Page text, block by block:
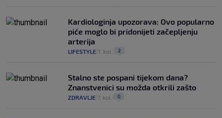
Kardiologinja upozorava: Ovo popularno
piće moglo bi pridonijeti začepljenju
arterija
LIFESTYLE 7. kol. 2
Stalno ste pospani tijekom dana?
Znanstvenici su možda otkrili zašto
ZDRAVLJE 7. kol. 0